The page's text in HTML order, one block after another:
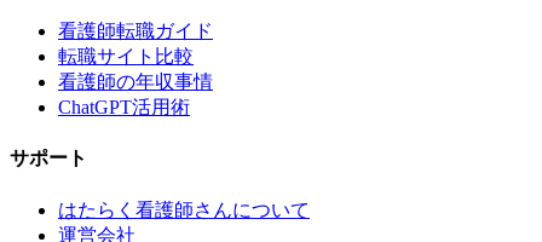
看護師転職ガイド
転職サイト比較
看護師の年収事情
ChatGPT活用術
サポート
はたらく看護師さんについて
運営会社